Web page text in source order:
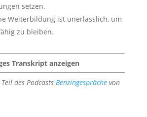
setzen.
Weiterbildung ist unerlässlich, um
zu bleiben.
Transkript anzeigen
des Podcasts Benzingesprächevon